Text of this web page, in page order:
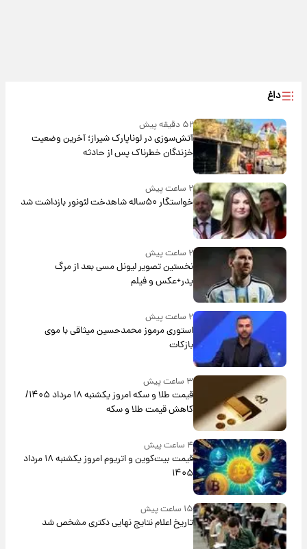
داغ
۵۲ دقیقه پیش
آتش‌سوزی در لوناپارک شیراز؛ آخرین وضعیت
خزندگان خطرناک پس از حادثه
۲ ساعت پیش
خواستگار ۵۰ساله شاهدخت لئونور بازداشت شد
۲ ساعت پیش
نخستین تصویر لیونل مسی بعد از مرگ
پدر+عکس و فیلم
۲ ساعت پیش
استوری مرموز محمدحسین میثاقی با موی
بازکات
۳ ساعت پیش
قیمت طلا و سکه امروز یکشنبه ۱۸ مرداد ۱۴۰۵/
کاهش قیمت طلا و سکه
۴ ساعت پیش
قیمت بیت‌کوین و اتریوم امروز یکشنبه ۱۸ مرداد
۱۴۰۵
۱۵ ساعت پیش
تاریخ اعلام نتایج نهایی دکتری مشخص شد